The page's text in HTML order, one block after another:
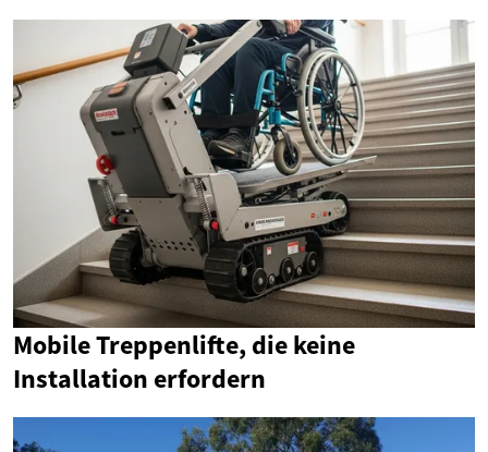
Mobile Treppenlifte, die keine
Installation erfordern